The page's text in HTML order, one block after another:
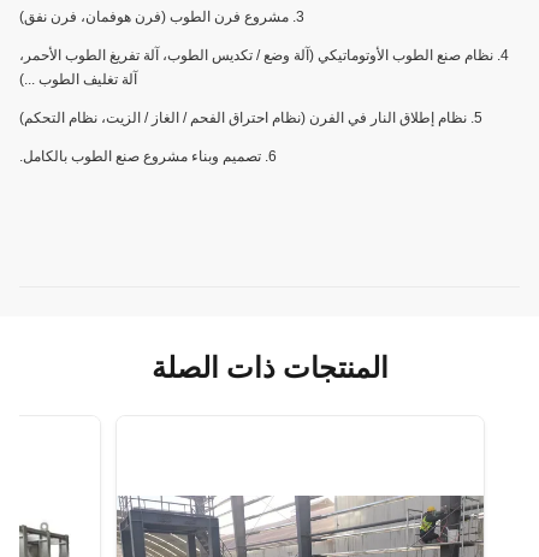
3. مشروع فرن الطوب (فرن هوفمان، فرن نفق)
4. نظام صنع الطوب الأوتوماتيكي (آلة وضع / تكديس الطوب، آلة تفريغ الطوب الأحمر،
آلة تغليف الطوب ...)
5. نظام إطلاق النار في الفرن (نظام احتراق الفحم / الغاز / الزيت، نظام التحكم)
6. تصميم وبناء مشروع صنع الطوب بالكامل.
المنتجات ذات الصلة